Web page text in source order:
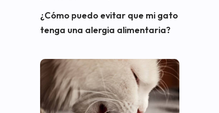
¿Cómo puedo evitar que mi gato
tenga una alergia alimentaria?